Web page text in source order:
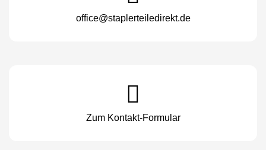
office@staplerteiledirekt.de
Zum Kontakt-Formular